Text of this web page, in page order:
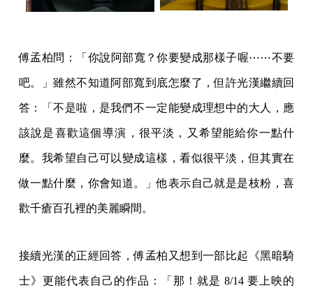
傅孟柏問：「你說阿部寬？你要變成那樣子喔⋯⋯不要
吧。」雖然不知道阿部寬到底怎麼了，但許光漢繼續回
答：「不是啦，是我們不一定能變成理想中的大人，應
該說是喜歡這個導演，很平淡，又希望能給你一點什
麼。我希望自己可以變成這樣，看似很平淡，但其實在
做一點什麼，你會知道。」他表示自己就是是枝粉，喜
歡千瘡百孔裡的美麗瞬間。
接續光漢的正經回答，傅孟柏又想到一部比起《黑暗騎
士》更能代表自己的作品：「那！就是 8/14 要上映的